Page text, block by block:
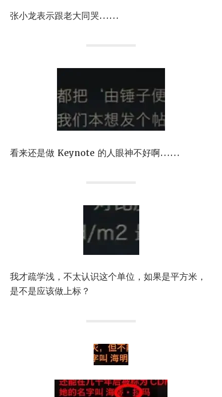
张小龙表示跟老大同哭……
看来还是做 Keynote 的人眼神不好啊……
我才疏学浅，不太认识这个单位，如果是平方米，
是不是应该做上标？